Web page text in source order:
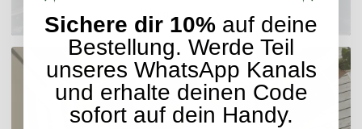
Outdoor Kissen
Sichere dir 10% auf deine
Bestellung. Werde Teil
unseres WhatsApp Kanals
und erhalte deinen Code
sofort auf dein Handy.